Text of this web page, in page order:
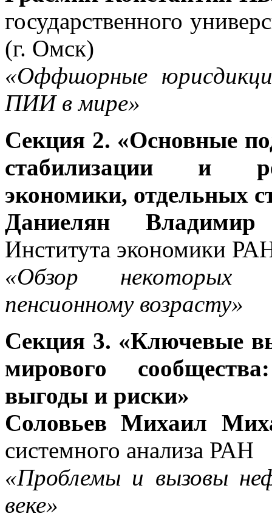
государственного
(г. Омск)
«Оффшорные
ПИИ в мире»
Секция 2. «Основные
стабилизации и
экономики, отдельных
Даниелян Владимир
Института экономики
«Обзор некоторых
пенсионному возрасту»
Секция 3. «Ключевые
мирового
выгоды и риски»
Соловьев Михаил
системного анализа РАН
«Проблемы и вызовы
веке»